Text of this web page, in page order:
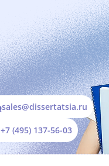
sales@dissertatsia.ru
+7 (495) 137-56-03